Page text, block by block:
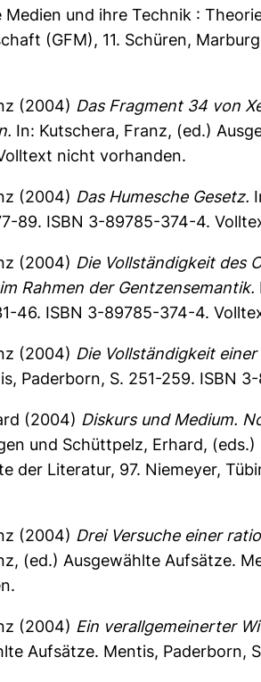
Medien und ihre Technik :
(GFM), 11. Schüren,
(2004) Das Fragment 34 von
In: Kutschera, Franz, (ed.)
nicht vorhanden.
(2004) Das Humesche Gesetz.
89. ISBN 3-89785-374-4.
(2004) Die Vollständigkeit des
Rahmen der Gentzensemantik.
46. ISBN 3-89785-374-4.
(2004) Die Vollständigkeit
Paderborn, S. 251-259. ISBN
(2004) Diskurs und Medium.
und Schüttpelz, Erhard,
der Literatur, 97. Niemeyer,
(2004) Drei Versuche einer
, (ed.) Ausgewählte Aufsätze.
(2004) Ein verallgemeinerter
Aufsätze. Mentis,